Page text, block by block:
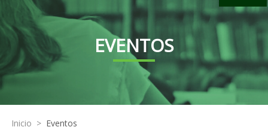
EVENTOS
Inicio > Eventos